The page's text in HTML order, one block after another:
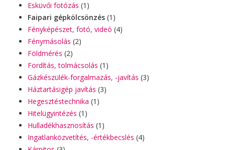
Esküvői fotózás (1)
Faipari gépkölcsönzés (1)
Fényképészet, fotó, videó (4)
Fénymásolás (2)
Földmérés (2)
Fordítás, tolmácsolás (1)
Gázkészülék-forgalmazás, -javítás (3)
Háztartásigép javítás (3)
Hegesztéstechnika (1)
Hitelügyintézés (1)
Hulladékhasznosítás (1)
Ingatlanközvetítés, -értékbecslés (4)